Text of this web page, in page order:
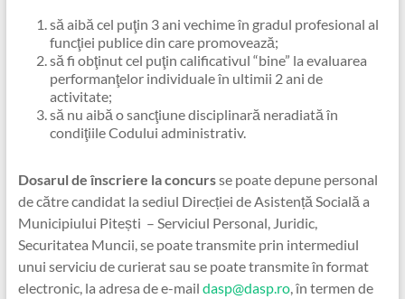
să aibă cel puţin 3 ani vechime în gradul profesional al
funcţiei publice din care promovează;
să fi obţinut cel puţin calificativul “bine” la evaluarea
performanţelor individuale în ultimii 2 ani de
activitate;
să nu aibă o sancţiune disciplinară neradiată în
condiţiile Codului administrativ.
Dosarul de înscriere la concursse poate depune personal
de către candidat la sediul Direcției de Asistență Socială a
Municipiului Pitești – Serviciul Personal, Juridic,
Securitatea Muncii, se poate transmite prin intermediul
unui serviciu de curierat sau se poate transmite în format
electronic, la adresa de e-mail dasp@dasp.ro, în termen de